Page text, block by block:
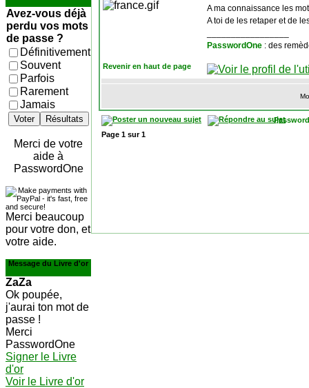
Avez-vous déjà
perdu vos mots
de passe ?
Définitivement
Souvent
Parfois
Rarement
Jamais
Voter Résultats
Merci de votre
aide à
PasswordOne
Merci beaucoup
pour votre don, et
votre aide.
Message du Livre d'or
ZaZa
Ok poupée,
j'aurai ton mot de
passe !
Merci
PasswordOne
Signer le Livre
d'or
Voir le Livre d'or
A ma connaissance les
A toi de les retaper et de
PasswordOne : des
Revenir en haut de page
Page 1 sur1